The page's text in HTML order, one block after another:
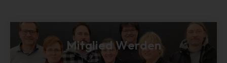
Mitglied Werden
d) Einschränkung der Verarbeitung
Einschränkung der Verarbeitung ist die Markierung